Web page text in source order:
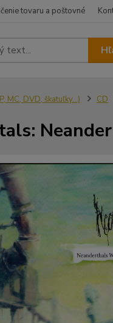
tovaru a poštovné
MC, DVD, škatuľky...) CD